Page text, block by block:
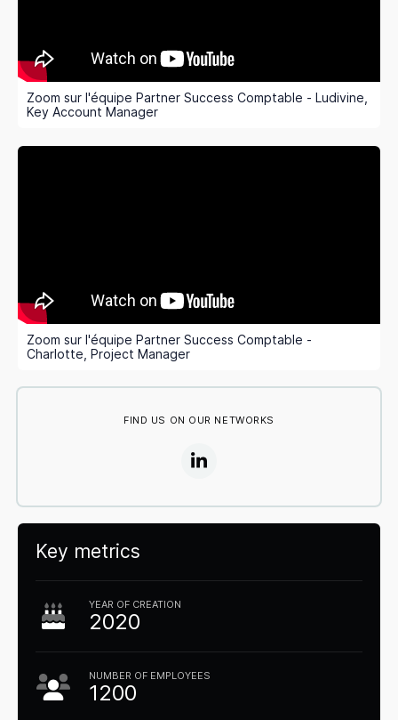
Zoom sur l'équipe Partner Success Comptable - Ludivine,
Key Account Manager
Zoom sur l'équipe Partner Success Comptable -
Charlotte, Project Manager
FIND US ON OUR NETWORKS
Key metrics
YEAR OF CREATION
2020
NUMBER OF EMPLOYEES
1200